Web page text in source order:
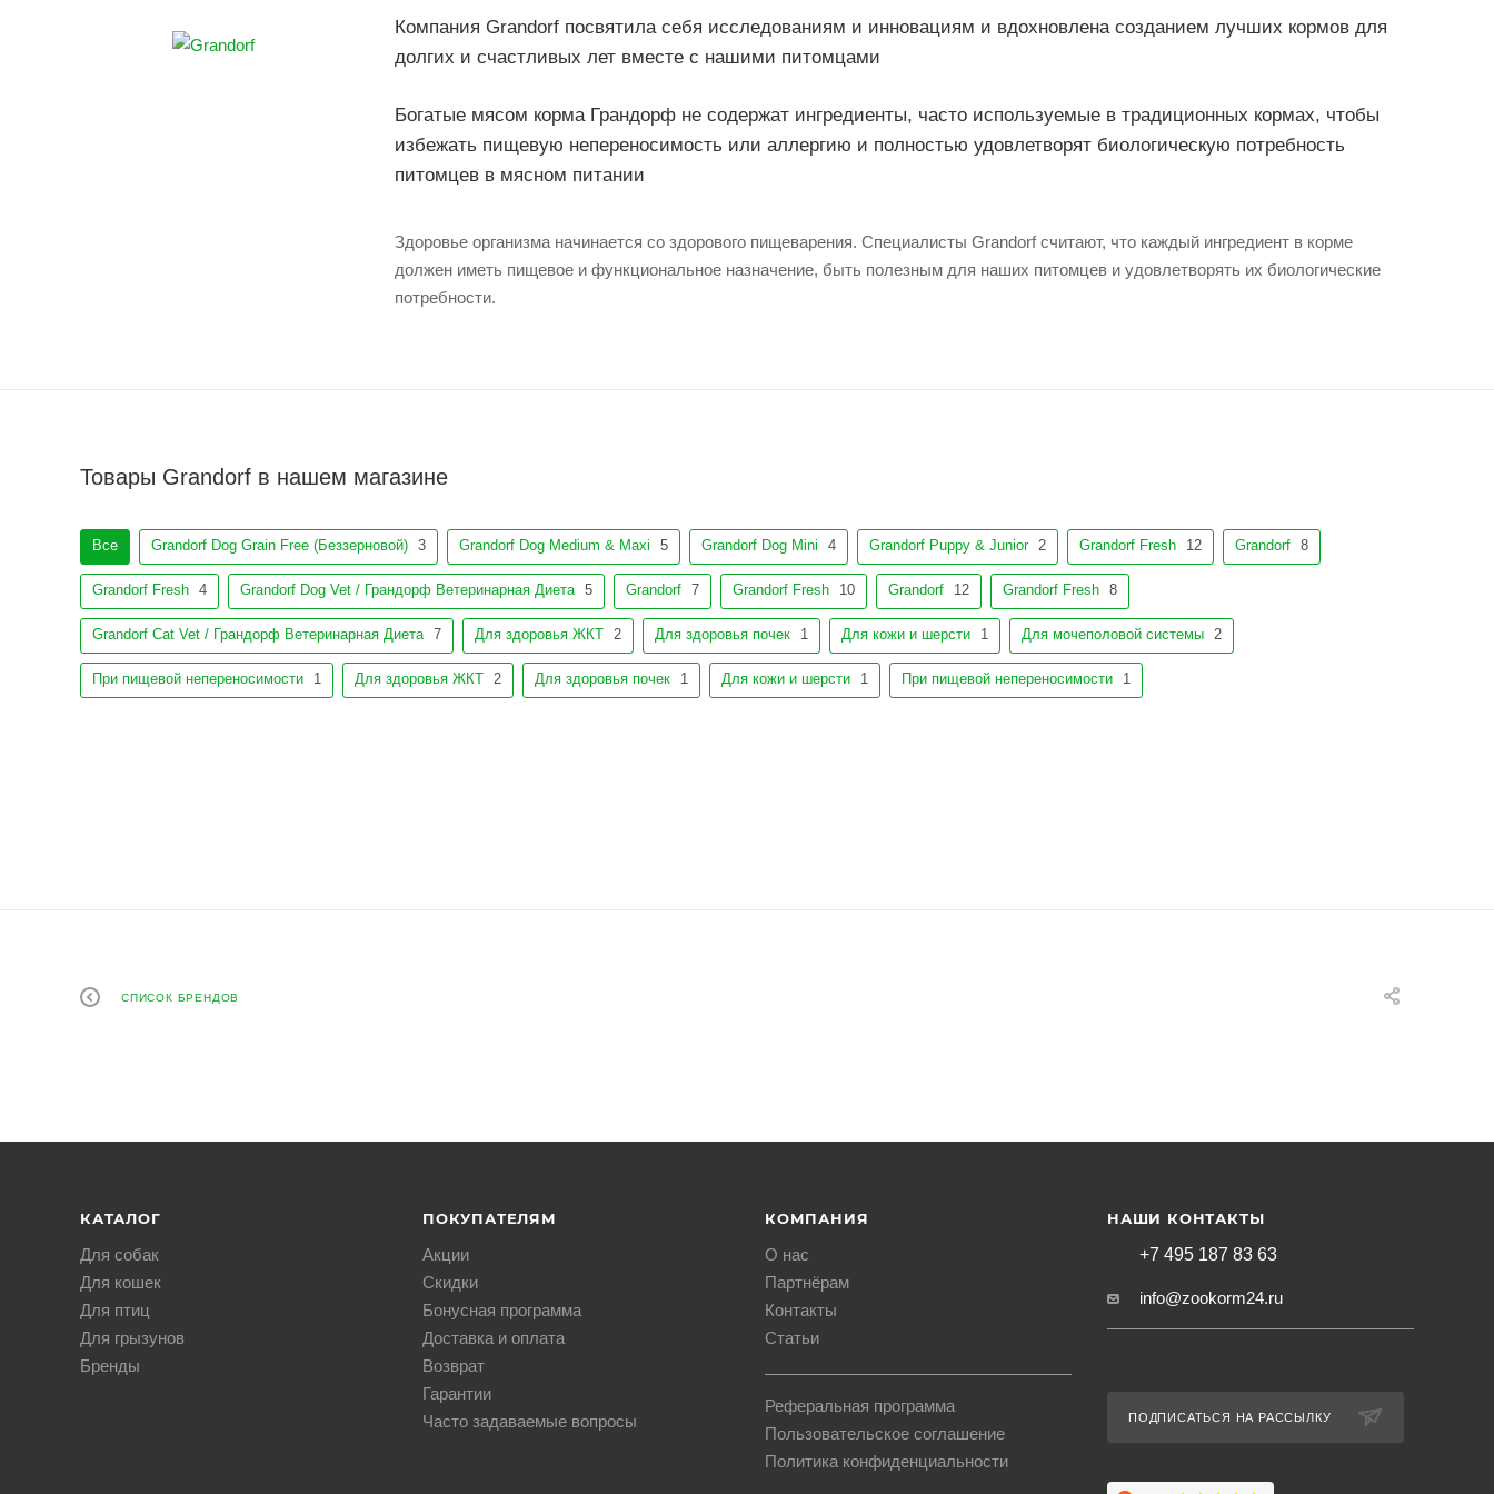
Компания Grandorf посвятила себя исследованиям и инновациям и вдохновлена созданием лучших кормов для
долгих и счастливых лет вместе с нашими питомцами
Богатые мясом корма Грандорф не содержат ингредиенты, часто используемые в традиционных кормах, чтобы
избежать пищевую непереносимость или аллергию и полностью удовлетворят биологическую потребность
питомцев в мясном питании
Здоровье организма начинается со здорового пищеварения. Специалисты Grandorf считают, что каждый ингредиент в корме
должен иметь пищевое и функциональное назначение, быть полезным для наших питомцев и удовлетворять их биологические
потребности.
Товары Grandorf в нашем магазине
Все Grandorf Dog Grain Free (Беззерновой) 3 Grandorf Dog Medium & Maxi 5 Grandorf Dog Mini 4 Grandorf Puppy & Junior 2 Grandorf Fresh 12 Grandorf 8
Grandorf Fresh 4 Grandorf Dog Vet / Грандорф Ветеринарная Диета 5 Grandorf 7 Grandorf Fresh 10 Grandorf 12 Grandorf Fresh 8
Grandorf Cat Vet / Грандорф Ветеринарная Диета 7 Для здоровья ЖКТ 2 Для здоровья почек 1 Для кожи и шерсти 1 Для мочеполовой системы 2
При пищевой непереносимости 1 Для здоровья ЖКТ 2 Для здоровья почек 1 Для кожи и шерсти 1 При пищевой непереносимости 1
СПИСОК БРЕНДОВ
КАТАЛОГ
Для собак
Для кошек
Для птиц
Для грызунов
Бренды
ПОКУПАТЕЛЯМ
Акции
Скидки
Бонусная программа
Доставка и оплата
Возврат
Гарантии
Часто задаваемые вопросы
КОМПАНИЯ
О нас
Партнёрам
Контакты
Статьи
Реферальная программа
Пользовательское соглашение
Политика конфиденциальности
НАШИ КОНТАКТЫ
+7 495 187 83 63
info@zookorm24.ru
ПОДПИСАТЬСЯ НА РАССЫЛКУ